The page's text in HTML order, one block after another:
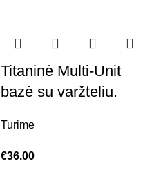
Titaninė Multi-Unit
bazė su varžteliu.
Turime
€36.00